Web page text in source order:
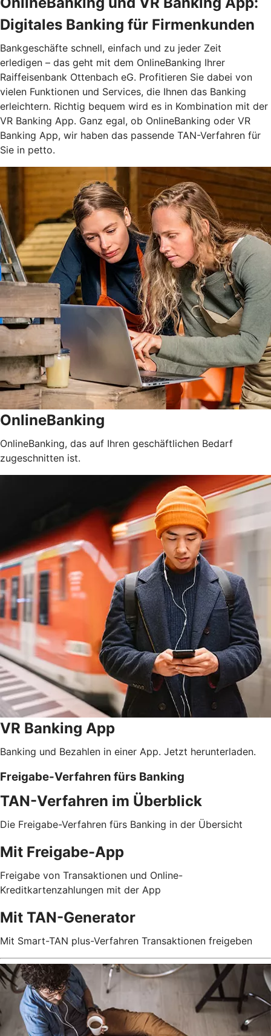
Digitales Banking für Firmenkunden
Bankgeschäfte schnell, einfach und zu jeder Zeit
erledigen – das geht mit dem OnlineBanking Ihrer
Raiffeisenbank Ottenbach eG. Profitieren Sie dabei von
vielen Funktionen und Services, die Ihnen das Banking
erleichtern. Richtig bequem wird es in Kombination mit der
VR Banking App. Ganz egal, ob OnlineBanking oder VR
Banking App, wir haben das passende TAN-Verfahren für
Sie in petto.
OnlineBanking
OnlineBanking, das auf Ihren geschäftlichen Bedarf
zugeschnitten ist.
VR Banking App
Banking und Bezahlen in einer App. Jetzt herunterladen.
Freigabe-Verfahren fürs Banking
TAN-Verfahren im Überblick
Die Freigabe-Verfahren fürs Banking in der Übersicht
Mit Freigabe-App
Freigabe von Transaktionen und Online-
Kreditkartenzahlungen mit der App
Mit TAN-Generator
Mit Smart-TAN plus-Verfahren Transaktionen freigeben